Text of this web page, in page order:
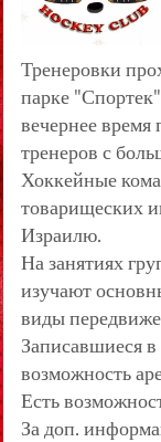
Тренеровки
парке
вечернее
тренеров с
Хоккейные
товарищеских
Израилю.
На занятиях
изучают
виды
Записавшиеся
возможность
Есть
За доп.